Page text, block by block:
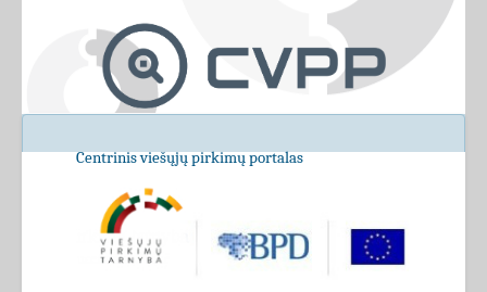
Centrinis viešųjų pirkimų portalas